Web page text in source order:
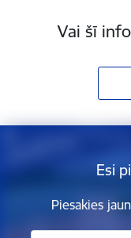
Vai šī
Esi
Piesakies